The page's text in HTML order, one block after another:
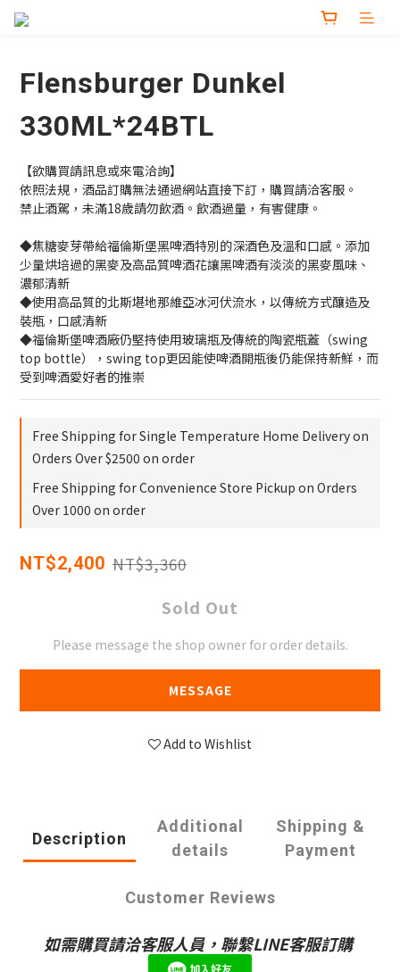
Flensburger Dunkel
330ML*24BTL
【欲購買請訊息或來電洽詢】
依照法規，酒品訂購無法通過網站直接下訂，購買請洽客服。
禁止酒駕，未滿18歲請勿飲酒。飲酒過量，有害健康。
◆焦糖麥芽帶給福倫斯堡黑啤酒特別的深酒色及溫和口感。添加
少量烘培過的黑麥及高品質啤酒花讓黑啤酒有淡淡的黑麥風味、
濃郁清新
◆使用高品質的北斯堪地那維亞冰河伏流水，以傳統方式釀造及
裝瓶，口感清新
◆福倫斯堡啤酒廠仍堅持使用玻璃瓶及傳統的陶瓷瓶蓋（swing
top bottle），swing top更因能使啤酒開瓶後仍能保持新鮮，而
受到啤酒愛好者的推崇
Free Shipping for Single Temperature Home Delivery on
Orders Over $2500 on order
Free Shipping for Convenience Store Pickup on Orders
Over 1000 on order
NT$2,400 NT$3,360
Sold Out
Please message the shop owner for order details.
MESSAGE
Add to Wishlist
Description
Additional
details
Shipping &
Payment
Customer Reviews
如需購買請洽客服人員，聯繫LINE客服訂購